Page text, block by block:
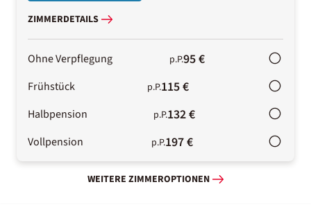
ZIMMERDETAILS
Ohne Verpflegung p.P.95 €
Frühstück p.P.115 €
Halbpension p.P.132 €
Vollpension p.P.197 €
WEITERE ZIMMEROPTIONEN